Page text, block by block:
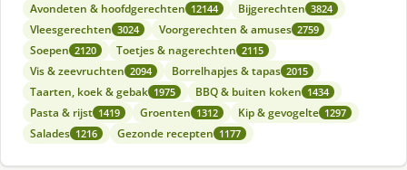
Avondeten & hoofdgerechten 12144 Bijgerechten 3824
Vleesgerechten 3024 Voorgerechten & amuses 2759
Soepen 2120 Toetjes & nagerechten 2115
Vis & zeevruchten 2094 Borrelhapjes & tapas 2015
Taarten, koek & gebak 1975 BBQ & buiten koken 1434
Pasta & rijst 1419 Groenten 1312 Kip & gevogelte 1297
Salades 1216 Gezonde recepten 1177